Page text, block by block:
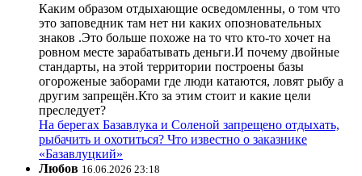
Каким образом отдыхающие осведомленны, о том что
это заповедник там нет ни каких опозновательных
знаков .Это больше похоже на то что кто-то хочет на
ровном месте зарабатывать деньги.И почему двойные
стандарты, на этой территории построены базы
огороженые заборами где люди катаются, ловят рыбу а
другим запрещён.Кто за этим стоит и какие цели
преследует?
На берегах Базавлука и Соленой запрещено отдыхать,
рыбачить и охотиться? Что известно о заказнике
«Базавлуцкий»
Любов 16.06.2026 23:18